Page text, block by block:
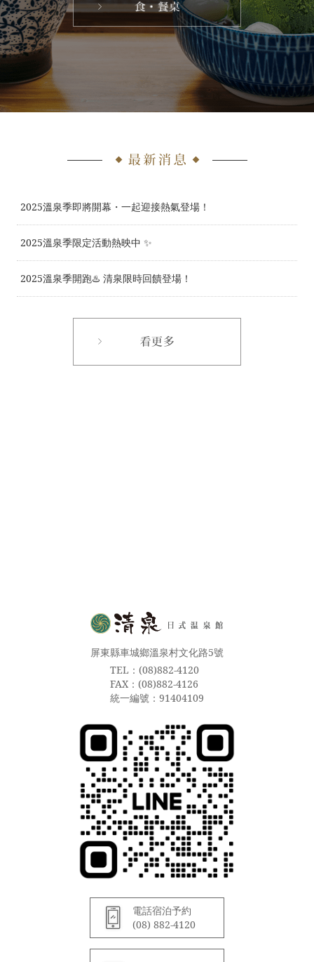
2025溫泉季即將開幕・一起迎接熱氣登場！
2025溫泉季限定活動熱映中 ✨
2025溫泉季開跑♨️ 清泉限時回饋登場！
屏東縣車城鄉溫泉村文化路5號
TEL：(08)882-4120
FAX：(08)882-4126
統一編號：91404109
電話宿泊予約
(08) 882-4120